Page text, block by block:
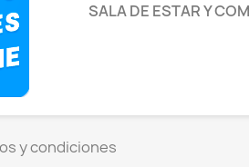
SALA DE ESTAR Y
y condiciones